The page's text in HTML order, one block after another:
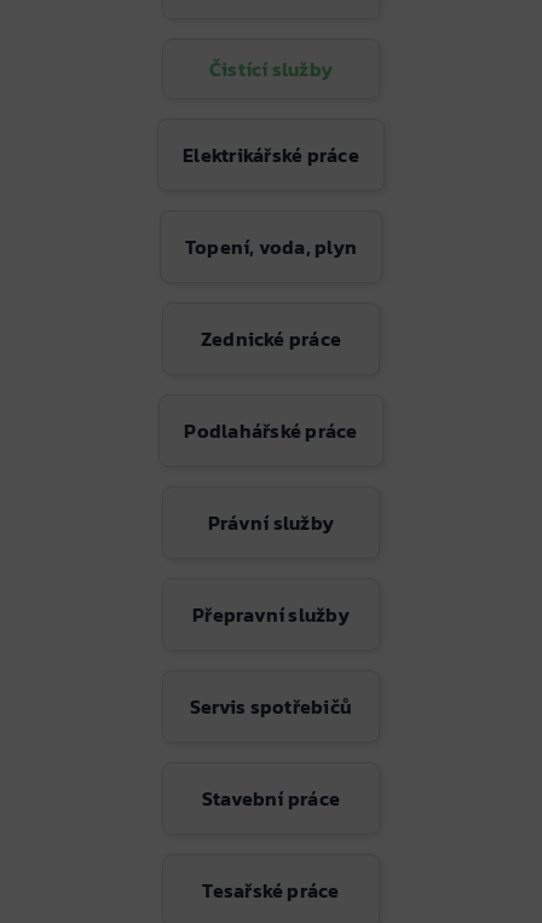
Čistící služby
Elektrikářské práce
Topení, voda, plyn
Zednické práce
Podlahářské práce
Právní služby
Přepravní služby
Servis spotřebičů
Stavební práce
Tesařské práce